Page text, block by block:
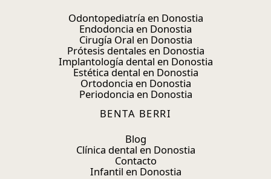
Odontopediatría en Donostia
Endodoncia en Donostia
Cirugía Oral en Donostia
Prótesis dentales en Donostia
Implantología dental en Donostia
Estética dental en Donostia
Ortodoncia en Donostia
Periodoncia en Donostia
BENTA BERRI
Blog
Clínica dental en Donostia
Contacto
Infantil en Donostia